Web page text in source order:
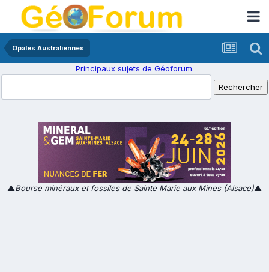
Opales Australiennes
Principaux sujets de Géoforum.
▲Bourse minéraux et fossiles de Sainte Marie aux Mines (Alsace)▲